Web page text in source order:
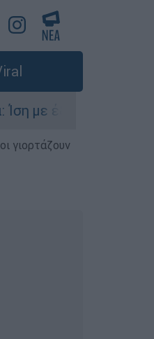
βόμβες
γιορτάζουν